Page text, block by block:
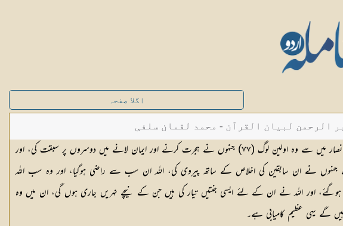
اگلا صفحہ
الرحمن لبیان القرآن - محمد لقمان سلفی
میں سے وہ اولین لوگ (٧٧) جنہوں نے ہجرت کرنے اور ایمان لانے میں دوسروں پر سبقت کی، اور
نے ان سابقین کی اخلاص کے ساتھ پیروی کی، اللہ ان سب سے راضی ہوگیا، اور وہ سب اللہ
اور اللہ نے ان کے لئے ایسی جنتیں تیار کی ہیں جن کے نیچے نہریں جاری ہوں گی، ان میں وہ
گے یہی عظیم کامیابی ہے۔